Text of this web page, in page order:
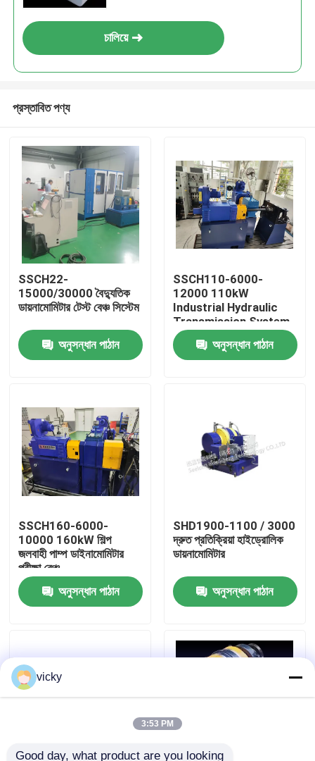
আমাদের সম্বন্ধে
কারখানা ভ্রমণ
গুণগত মান নিয়ন্ত্রণ
যোগাযোগ করুন
মামলা
হাই স্পিড ডায়নামিটার
চালিয়ে
প্রস্তাবিত পণ্য
SSCH22-
15000/30000 বৈদ্যুতিক
ডায়নামোমিটার টেস্ট বেঞ্চ সিস্টেম
অনুসন্ধান পাঠান
SSCH110-6000-
12000 110kW
Industrial Hydraulic
Transmission System
Test Bench
অনুসন্ধান পাঠান
SSCH160-6000-
10000 160kW শিল্প
জলবাহী পাম্প ডাইনামোমিটার
পরীক্ষা বেঞ্চ
অনুসন্ধান পাঠান
SHD1900-1100 / 3000
দ্রুত প্রতিক্রিয়া হাইড্রোলিক
ডায়নামোমিটার
অনুসন্ধান পাঠান
vicky
3:53 PM
Good day, what product are you looking